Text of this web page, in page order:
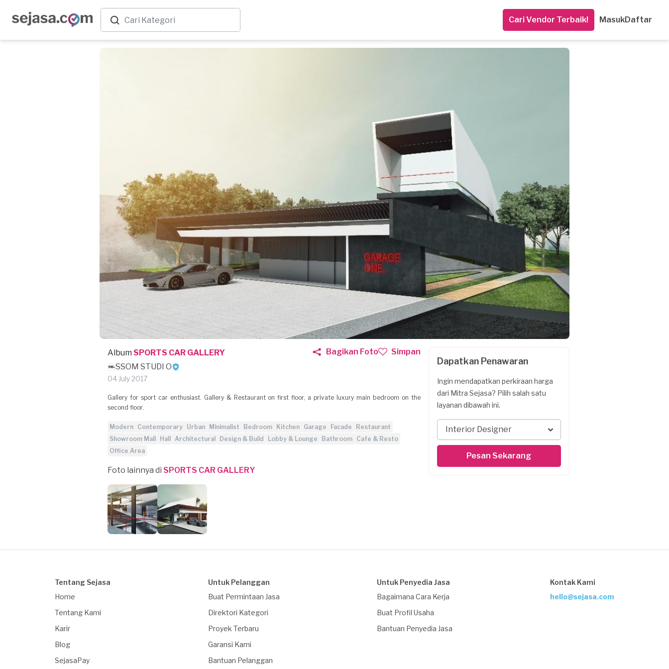
Cari Vendor Terbaik! MasukDaftar
Album SPORTS CAR GALLERY
SSOM STUDI O
04 July 2017
Bagikan Foto Simpan
Gallery for sport car enthusiast. Gallery & Restaurant on first floor, a private luxury main bedroom on the
second floor.
Modern Contemporary Urban Minimalist Bedroom Kitchen Garage Facade
Restaurant
Showroom Mall
Hall Architectural Design & Build Lobby & Lounge Bathroom Cafe & Resto
Office Area
Foto lainnya di SPORTS CAR GALLERY
Dapatkan Penawaran
Ingin mendapatkan perkiraan harga
dari Mitra Sejasa? Pilih salah satu
layanan dibawah ini.
Interior Designer
Pesan Sekarang
Tentang Sejasa
Home
Tentang Kami
Karir
Blog
SejasaPay
Untuk Pelanggan
Buat Permintaan Jasa
Direktori Kategori
Proyek Terbaru
Garansi Kami
Bantuan Pelanggan
Untuk Penyedia Jasa
Bagaimana Cara Kerja
Buat Profil Usaha
Bantuan Penyedia Jasa
Kontak Kami
hello@sejasa.com